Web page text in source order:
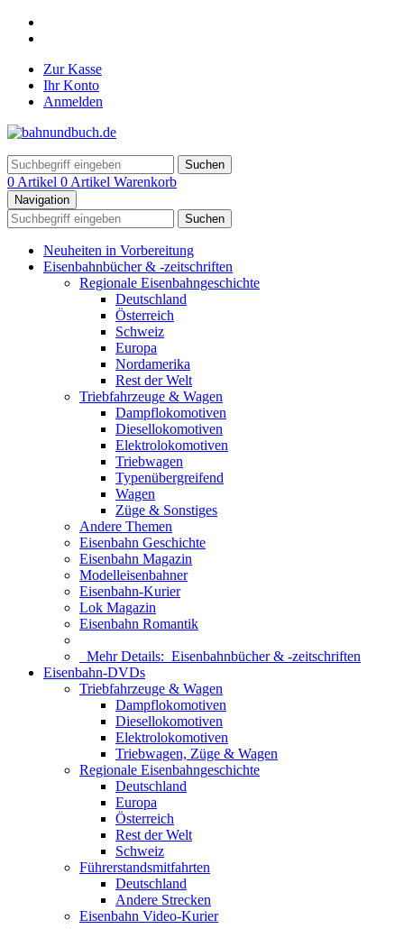
Zur Kasse
Ihr Konto
Anmelden
Suchen
0 Artikel 0 Artikel Warenkorb
Navigation
Suchen
Neuheiten in Vorbereitung
Eisenbahnbücher & -zeitschriften
Regionale Eisenbahngeschichte
Deutschland
Österreich
Schweiz
Europa
Nordamerika
Rest der Welt
Triebfahrzeuge & Wagen
Dampflokomotiven
Diesellokomotiven
Elektrolokomotiven
Triebwagen
Typenübergreifend
Wagen
Züge & Sonstiges
Andere Themen
Eisenbahn Geschichte
Eisenbahn Magazin
Modelleisenbahner
Eisenbahn-Kurier
Lok Magazin
Eisenbahn Romantik
Mehr Details: Eisenbahnbücher & -zeitschriften
Eisenbahn-DVDs
Triebfahrzeuge & Wagen
Dampflokomotiven
Diesellokomotiven
Elektrolokomotiven
Triebwagen, Züge & Wagen
Regionale Eisenbahngeschichte
Deutschland
Europa
Österreich
Rest der Welt
Schweiz
Führerstandsmitfahrten
Deutschland
Andere Strecken
Eisenbahn Video-Kurier